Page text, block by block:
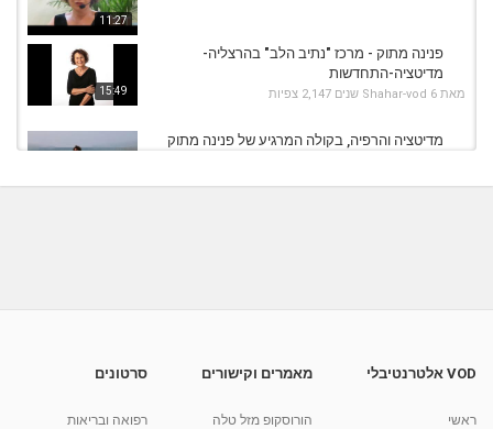
11:27
15:49
פנינה מתוק - מרכז "נתיב הלב" בהרצליה-
מדיטציה-התחדשות
מאת Shahar-vod 6 שנים 2,147 צפיות
מדיטציה והרפיה, בקולה המרגיע של פנינה מתוק
בהרצליה-מדיטציה-תטא הילינג
VOD אלטרנטיבלי
ראשי
מאמרים וקישורים
הורוסקופ מזל טלה
סרטונים
רפואה ובריאות